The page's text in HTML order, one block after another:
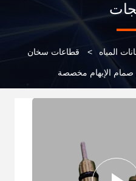
المياه > قطاعات سخان
صمام الإبهام مخصصة